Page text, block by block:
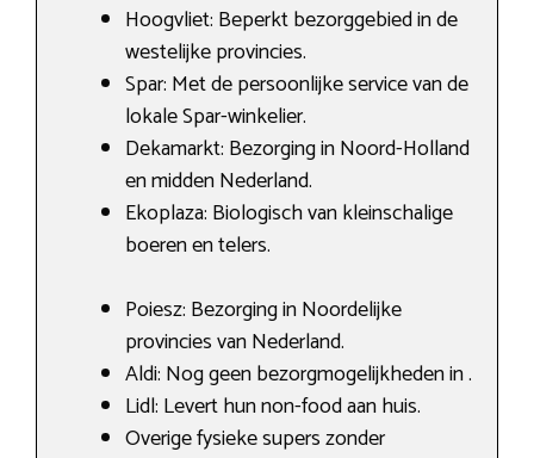
Hoogvliet: Beperkt bezorggebied in de
westelijke provincies.
Spar: Met de persoonlijke service van de
lokale Spar-winkelier.
Dekamarkt: Bezorging in Noord-Holland
en midden Nederland.
Ekoplaza: Biologisch van kleinschalige
boeren en telers.
Poiesz: Bezorging in Noordelijke
provincies van Nederland.
Aldi: Nog geen bezorgmogelijkheden in .
Lidl: Levert hun non-food aan huis.
Overige fysieke supers zonder